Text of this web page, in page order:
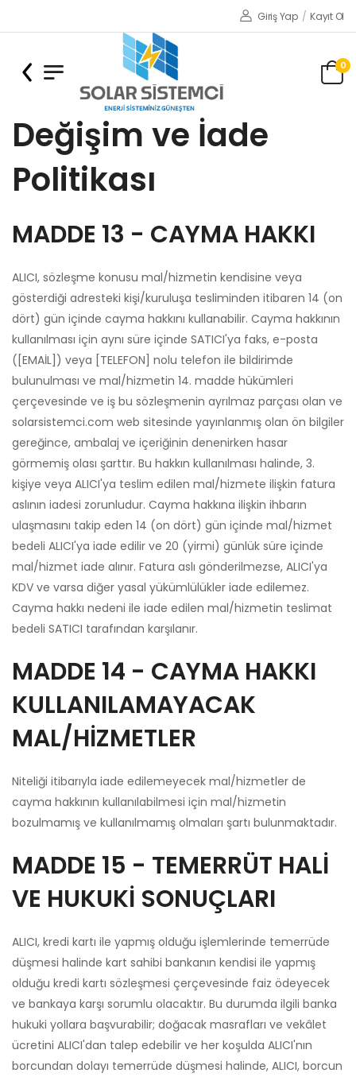
Giriş Yap / Kayıt Ol
0
Değişim ve İade
Politikası
MADDE 13 - CAYMA HAKKI
ALICI, sözleşme konusu mal/hizmetin kendisine veya
gösterdiği adresteki kişi/kuruluşa tesliminden itibaren 14 (on
dört) gün içinde cayma hakkını kullanabilir. Cayma hakkının
kullanılması için aynı süre içinde SATICI'ya faks, e-posta
([EMAİL]) veya [TELEFON] nolu telefon ile bildirimde
bulunulması ve mal/hizmetin 14. madde hükümleri
çerçevesinde ve iş bu sözleşmenin ayrılmaz parçası olan ve
solarsistemci.com web sitesinde yayınlanmış olan ön bilgiler
gereğince, ambalaj ve içeriğinin denenirken hasar
görmemiş olası şarttır. Bu hakkın kullanılması halinde, 3.
kişiye veya ALICI'ya teslim edilen mal/hizmete ilişkin fatura
aslının iadesi zorunludur. Cayma hakkına ilişkin ihbarın
ulaşmasını takip eden 14 (on dört) gün içinde mal/hizmet
bedeli ALICI'ya iade edilir ve 20 (yirmi) günlük süre içinde
mal/hizmet iade alınır. Fatura aslı gönderilmezse, ALICI'ya
KDV ve varsa diğer yasal yükümlülükler iade edilemez.
Cayma hakkı nedeni ile iade edilen mal/hizmetin teslimat
bedeli SATICI tarafından karşılanır.
MADDE 14 - CAYMA HAKKI
KULLANILAMAYACAK
MAL/HİZMETLER
Niteliği itibarıyla iade edilemeyecek mal/hizmetler de
cayma hakkının kullanılabilmesi için mal/hizmetin
bozulmamış ve kullanılmamış olmaları şartı bulunmaktadır.
MADDE 15 - TEMERRÜT HALİ
VE HUKUKİ SONUÇLARI
ALICI, kredi kartı ile yapmış olduğu işlemlerinde temerrüde
düşmesi halinde kart sahibi bankanın kendisi ile yapmış
olduğu kredi kartı sözleşmesi çerçevesinde faiz ödeyecek
ve bankaya karşı sorumlu olacaktır. Bu durumda ilgili banka
hukuki yollara başvurabilir; doğacak masrafları ve vekâlet
ücretini ALICI'dan talep edebilir ve her koşulda ALICI'nın
borcundan dolayı temerrüde düşmesi halinde, ALICI, borcun